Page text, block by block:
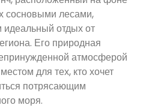
сосновыми лесами,
идеальный отдых от
Его природная
атмосферой
для тех, кто хочет
потрясающим
моря.